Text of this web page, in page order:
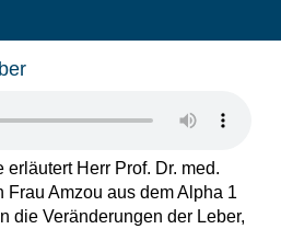
erläutert Herr Prof. Dr. med.
Amzou aus dem Alpha 1
die Veränderungen der Leber,